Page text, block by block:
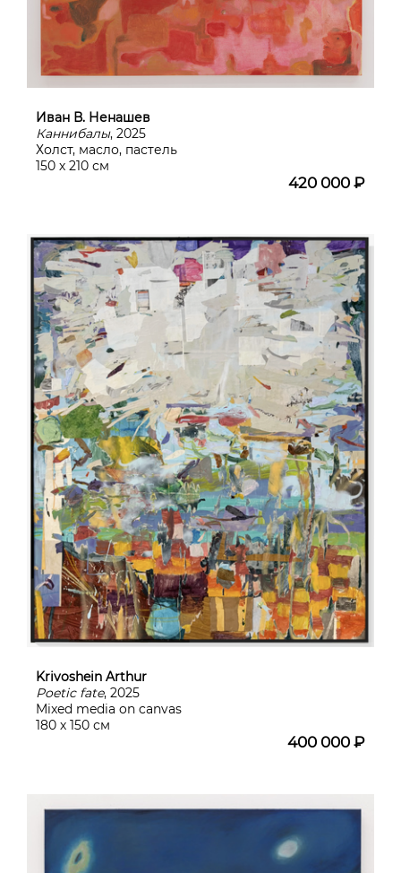
Иван В. Ненашев
Каннибалы, 2025
Холст, масло, пастель
150 х 210 см
420 000 ₽
Krivoshein Arthur
Poetic fate, 2025
Mixed media on canvas
180 х 150 см
400 000 ₽